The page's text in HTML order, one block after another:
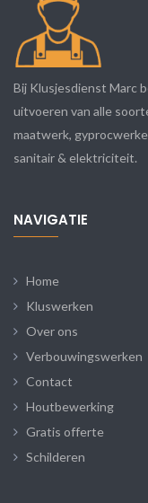
Bij Klusjesdienst Marc
uitvoeren van alle
maatwerk,
sanitair & elektriciteit.
NAVIGATIE
Home
Kluswerken
Over ons
Verbouwingswerken
Contact
Houtbewerking
Gratis offerte
Schilderen